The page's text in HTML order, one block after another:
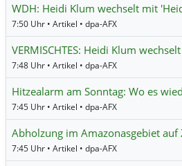
WDH: Heidi Klum wechselt mit
7:50 Uhr • Artikel • dpa-AFX
VERMISCHTES: Heidi Klum
7:48 Uhr • Artikel • dpa-AFX
Hitzealarm am Sonntag: Wo es
7:45 Uhr • Artikel • dpa-AFX
Abholzung im Amazonasgebiet auf
7:45 Uhr • Artikel • dpa-AFX